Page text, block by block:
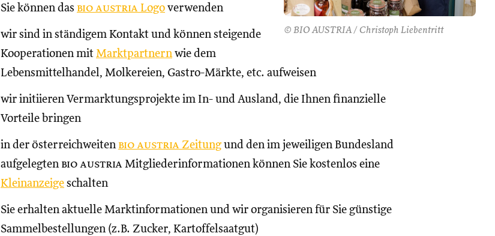
© BIO AUSTRIA / Christoph Liebentritt
Sie können das bio austria Logo verwenden
wir sind in ständigem Kontakt und können steigende
Kooperationen mit Marktpartnernwie dem
Lebensmittelhandel, Molkereien, Gastro-Märkte, etc. aufweisen
wir initiieren Vermarktungsprojekte im In- und Ausland, die Ihnen finanzielle
Vorteile bringen
in der österreichweiten bio austria Zeitungund den im jeweiligen Bundesland
aufgelegten bio austria Mitgliederinformationen können Sie kostenlos eine
Kleinanzeige schalten
Sie erhalten aktuelle Marktinformationen und wir organisieren für Sie günstige
Sammelbestellungen (z.B. Zucker, Kartoffelsaatgut)